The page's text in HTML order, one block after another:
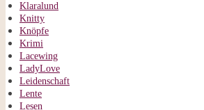
Klaralund
Knitty
Knöpfe
Krimi
Lacewing
LadyLove
Leidenschaft
Lente
Lesen